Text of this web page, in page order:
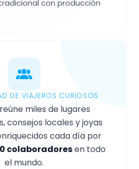
con producción
DE VIAJEROS CURIOSOS
miles de lugares
consejos locales y joyas
cada día por
colaboradoresen todo
el mundo.